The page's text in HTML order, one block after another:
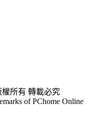
所有 轉載必究
of PChome Online